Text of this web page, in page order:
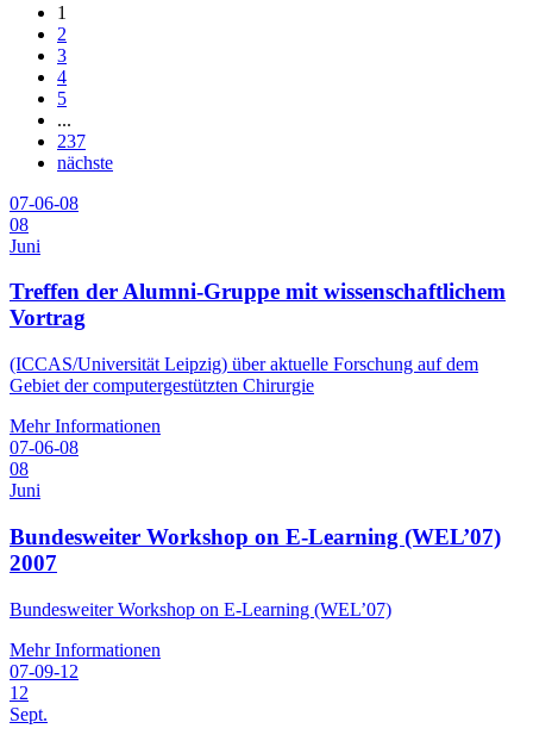
1
2
3
4
5
...
237
nächste
07-06-08
08
Juni
Treffen der Alumni-Gruppe mit wissenschaftlichem
Vortrag
(ICCAS/Universität Leipzig) über aktuelle Forschung auf dem
Gebiet der computergestützten Chirurgie
Mehr Informationen
07-06-08
08
Juni
Bundesweiter Workshop on E-Learning (WEL’07)
2007
Bundesweiter Workshop on E-Learning (WEL’07)
Mehr Informationen
07-09-12
12
Sept.